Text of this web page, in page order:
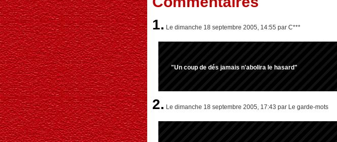
1. Le dimanche 18 septembre 2005, 14:55 par C***
"Un coup de dés jamais n'abolira le hasard"
2. Le dimanche 18 septembre 2005, 17:43 par Le garde-mots